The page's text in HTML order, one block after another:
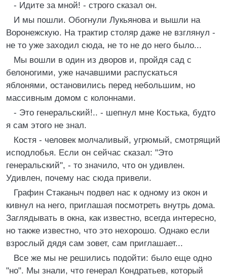
- Идите за мной! - строго сказал он.
И мы пошли. Обогнули Лукьянова и вышли на
Воронежскую. На трактир столяр даже не взглянул -
не то уже заходил сюда, не то не до него было...
Мы вошли в один из дворов и, пройдя сад с
белоногими, уже начавшими распускаться
яблонями, остановились перед небольшим, но
массивным домом с колоннами.
- Это генеральский!.. - шепнул мне Костька, будто
я сам этого не знал.
Костя - человек молчаливый, угрюмый, смотрящий
исподлобья. Если он сейчас сказал: "Это
генеральский", - то значило, что он удивлен.
Удивлен, почему нас сюда привели.
Графин Стаканыч подвел нас к одному из окон и
кивнул на него, приглашая посмотреть внутрь дома.
Заглядывать в окна, как известно, всегда интересно,
но также известно, что это нехорошо. Однако если
взрослый дядя сам зовет, сам приглашает...
Все же мы не решились подойти: было еще одно
"но". Мы знали, что генерал Кондратьев, который